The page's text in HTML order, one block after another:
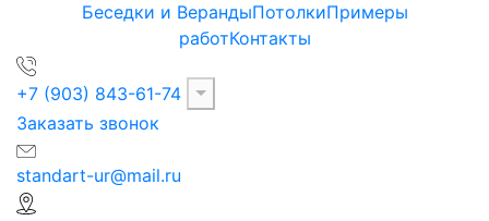
Беседки и ВерандыПотолкиПримеры
работКонтакты
+7 (903) 843-61-74
Заказать звонок
standart-ur@mail.ru